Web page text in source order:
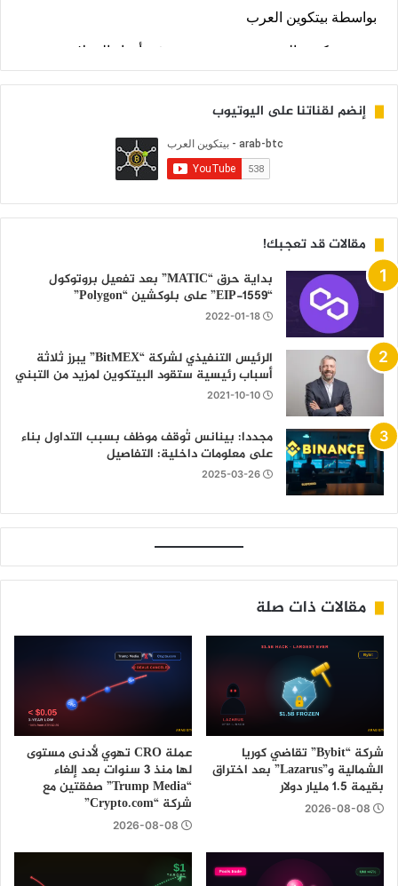
إنضم لقناتنا على اليوتيوب
مقالات قد تعجبك!
بداية حرق “MATIC” بعد تفعيل بروتوكول
“EIP-1559” على بلوكشين “Polygon”
2022-01-18
الرئيس التنفيذي لشركة “BitMEX” يبرز ثلاثة
أسباب رئيسية ستقود البيتكوين لمزيد من التبني
2021-10-10
مجددا: بينانس تُوقف موظف بسبب التداول بناء
على معلومات داخلية: التفاصيل
2025-03-26
مقالات ذات صلة
شركة “Bybit” تقاضي كوريا
الشمالية و”Lazarus” بعد اختراق
بقيمة 1.5 مليار دولار
2026-08-08
عملة CRO تهوي لأدنى مستوى
لها منذ 3 سنوات بعد إلغاء
“Trump Media” صفقتين مع
شركة “Crypto.com”
2026-08-08